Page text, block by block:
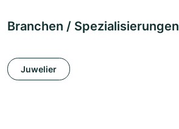
Branchen / Spezialisierungen
Juwelier